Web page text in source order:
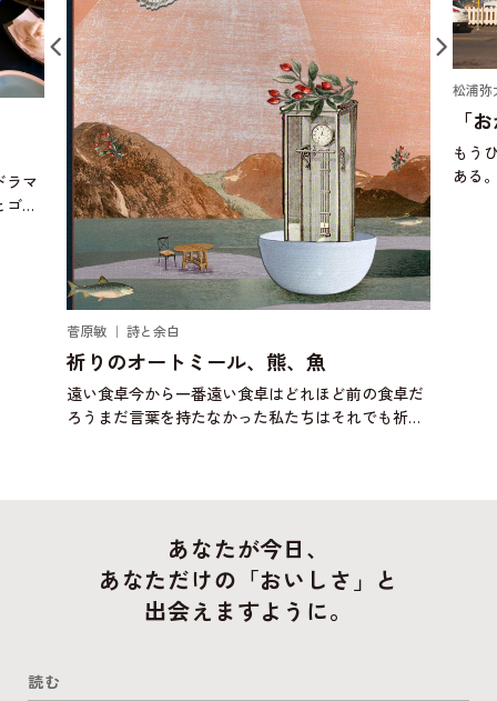
熊、魚
はどれほど前の食卓だ
私たちはそれでも祈り
松浦弥太郎 ｜ 今日もていねいに。
「おかわりする豚汁」
もうひとつ。これさえあればの料理に、
ある。ひじき煮は、作り置き料理の定番
においては、切り干し大根とひじき煮、
ぼうが常備菜になっている。ひとり暮ら
頃、当時は自分で作
あなたが今日、
あなただけの「おいしさ」と
出会えますように。
読む